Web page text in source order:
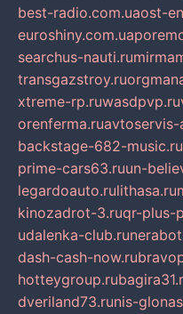
best-radio.com.uaost-
euroshiny.com.ua
searchus-nauti.ru
transgazstroy.ru
xtreme-rp.ruwasdpvp.ru
orenferma.ruavtoservis-
backstage-682-music.ru
prime-cars63.ruun-
legardoauto.rulithasa.ru
kinozadrot-3.ruqr-plus-
udalenka-club.ru
dash-cash-now.ru
hotteygroup.ru
dveriland73.runis-